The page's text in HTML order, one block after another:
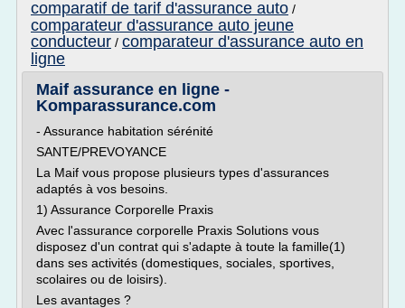
comparatif de tarif d'assurance auto /
comparateur d'assurance auto jeune
conducteur / comparateur d'assurance auto en
ligne
Maif assurance en ligne -
Komparassurance.com
- Assurance habitation sérénité
SANTE/PREVOYANCE
La Maif vous propose plusieurs types d'assurances
adaptés à vos besoins.
1) Assurance Corporelle Praxis
Avec l'assurance corporelle Praxis Solutions vous
disposez d'un contrat qui s'adapte à toute la famille(1)
dans ses activités (domestiques, sociales, sportives,
scolaires ou de loisirs).
Les avantages ?